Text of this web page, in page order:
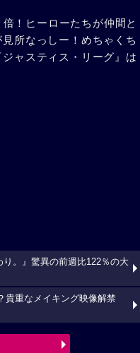
！ヒーローたちが仲間と
所なっしー！めちゃくち
ャスティス・リーグ』は
り。』驚異の前週比122％の大
貴重なメイキング映像解禁